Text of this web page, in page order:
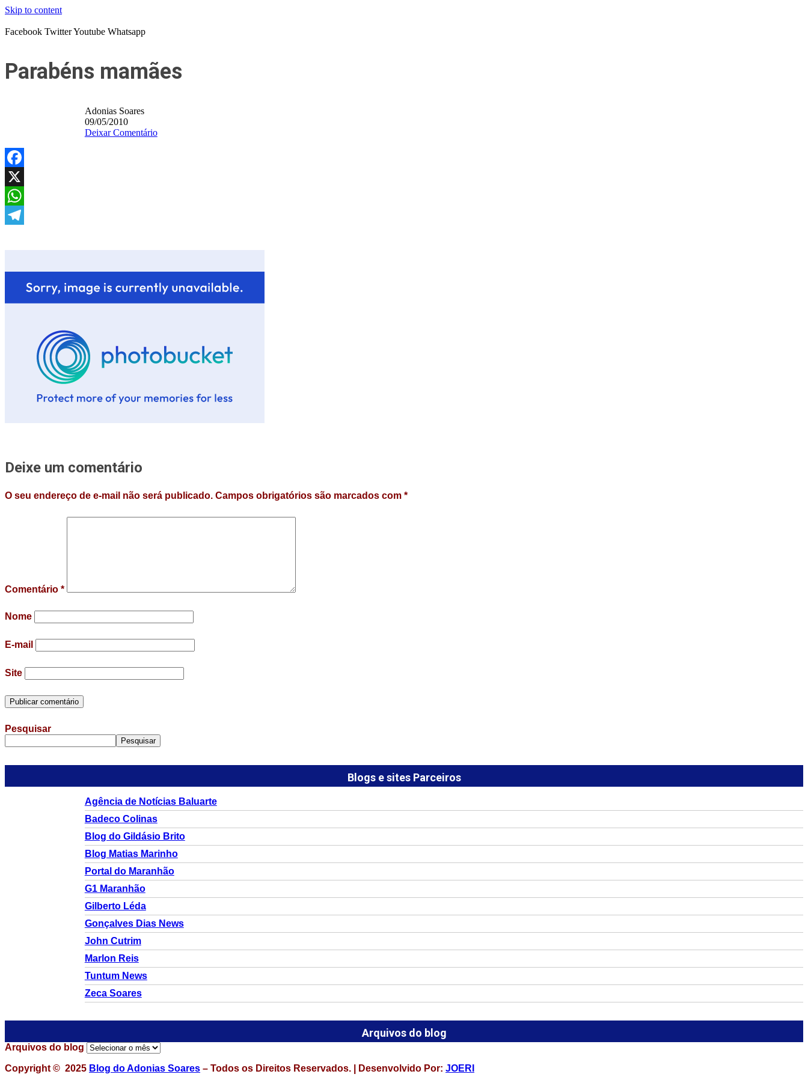
Skip to content
Facebook TwitterYoutube Whatsapp
Parabéns mamães
Adonias Soares
09/05/2010
Deixar Comentário
Facebook
X
WhatsApp
Deixe um comentário
O seu endereço de e-mail não será publicado. Campos obrigatórios são marcados com *
Comentário *
Nome
E-mail
Site
Pesquisar
Pesquisar
Blogs e sites Parceiros
Agência de Notícias Baluarte
Badeco Colinas
Blog do Gildásio Brito
Blog Matias Marinho
Portal do Maranhão
G1 Maranhão
Gilberto Léda
Gonçalves Dias News
John Cutrim
Marlon Reis
Tuntum News
Zeca Soares
Arquivos do blog
Arquivos do blog
Copyright © 2025 Blog do Adonias Soares – Todos os Direitos Reservados. | Desenvolvido Por: JOERI